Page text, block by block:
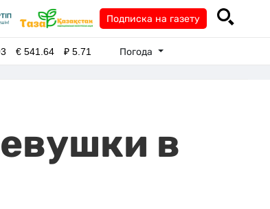
Подписка на газету
€541.64 ₽5.71 Погода
в